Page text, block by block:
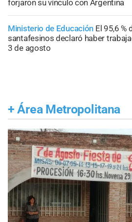
forjaron su vínculo con Argentina
Ministerio de Educación El 95,6 %
santafesinos declaró haber
3 de agosto
+ Área Metropolitana